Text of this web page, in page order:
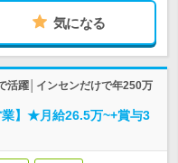
気になる
活躍│インセンだけで年250万
】★月給26.5万~+賞与3